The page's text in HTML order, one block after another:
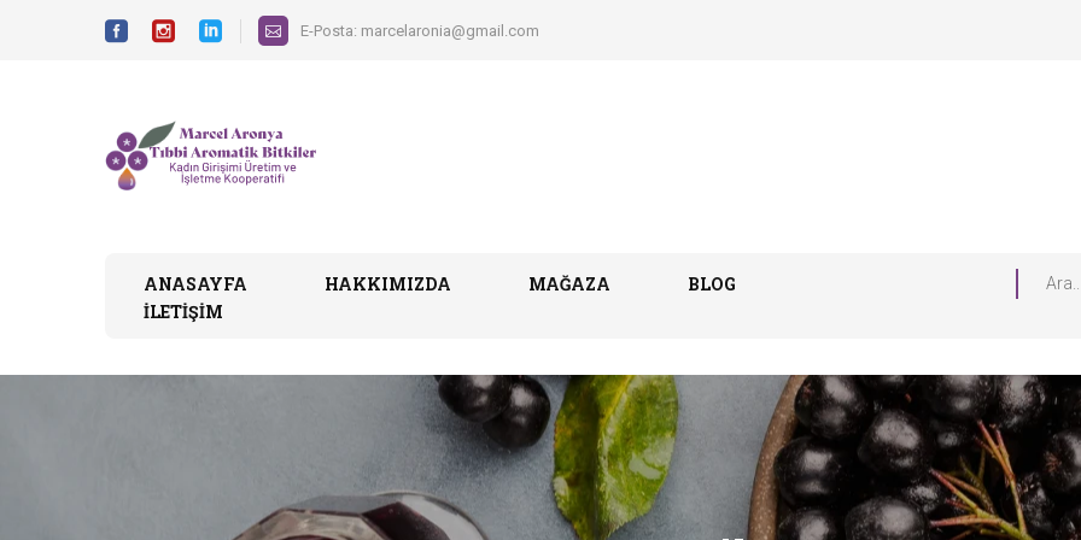
E-Posta: marcelaronia@gmail.com
ANASAYFA HAKKIMIZDA MAĞAZA
BLOG
İLETIŞIM